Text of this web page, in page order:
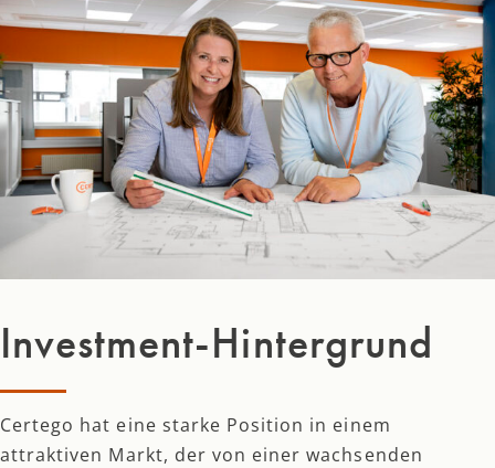
Investment-Hintergrund
Certego hat eine starke Position in einem
attraktiven Markt, der von einer wachsenden